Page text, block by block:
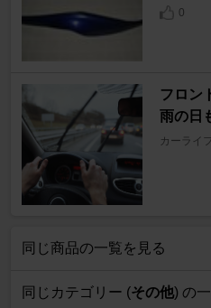
0
フロン
雨の日
カーライフ
同じ商品の一覧を見る
同じカテゴリー (その他) の